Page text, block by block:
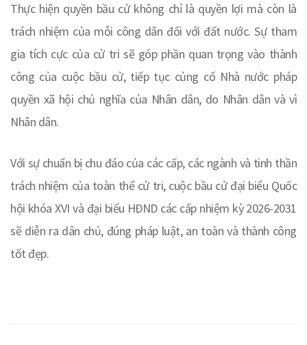
Thực hiện quyền bầu cử không chỉ là quyền lợi mà còn là
trách nhiệm của mỗi công dân đối với đất nước. Sự tham
gia tích cực của cử tri sẽ góp phần quan trọng vào thành
công của cuộc bầu cử, tiếp tục củng cố Nhà nước pháp
quyền xã hội chủ nghĩa của Nhân dân, do Nhân dân và vì
Nhân dân.
Với sự chuẩn bị chu đáo của các cấp, các ngành và tinh thần
trách nhiệm của toàn thể cử tri, cuộc bầu cử đại biểu Quốc
hội khóa XVI và đại biểu HĐND các cấp nhiệm kỳ 2026-2031
sẽ diễn ra dân chủ, đúng pháp luật, an toàn và thành công
tốt đẹp.